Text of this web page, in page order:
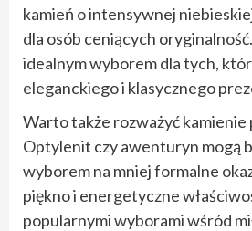
kamień o intensywnej
dla osób ceniących
idealnym wyborem dla tych,
eleganckiego i klasycznego
Warto także rozważyć kamienie
Optylenit czy awenturyn mogą
wyborem na mniej formalne
piękno i energetyczne
popularnymi wyborami wśród